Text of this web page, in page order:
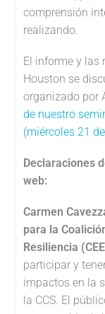
comprensión
realizando.
El informe y las
Houston se
organizado por
de nuestro
(miércoles 21
Declaraciones
web:
Carmen
para la
Resiliencia
participar y
impactos en la
la CCS. El